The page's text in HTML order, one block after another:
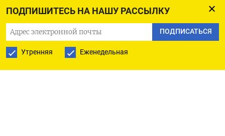
ПОДПИШИТЕСЬ НА НАШУ РАССЫЛКУ
ПОДПИСАТЬСЯ
Утренняя Еженедельная
этого противоправных деяний - вернут
потерпевшему», - сказал Федоров, выступая на
Петербургском международном юридическом
форуме (ПМЮФ).